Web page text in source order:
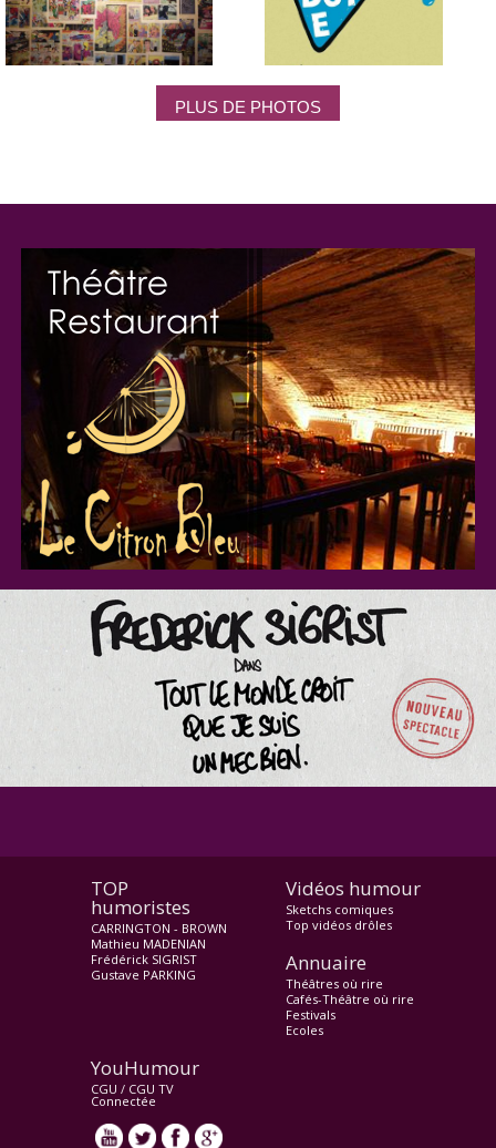
PLUS DE PHOTOS
TOP
humoristes
CARRINGTON - BROWN
Mathieu MADENIAN
Frédérick SIGRIST
Gustave PARKING
Vidéos humour
Sketchs comiques
Top vidéos drôles
Annuaire
Théâtres où rire
Cafés-Théâtre où rire
Festivals
Ecoles
YouHumour
CGU / CGU TV
Connectée